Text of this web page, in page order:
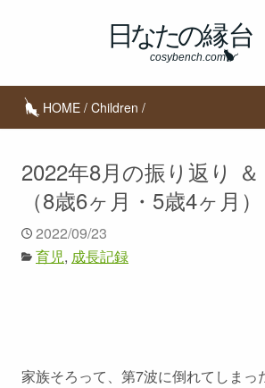
HOME / Children /
2022年8月の振り返り
（8歳6ヶ月・5歳4ヶ月）
2022/09/23
育児 成長記録
家族そろって、第7波に倒れてしまっ